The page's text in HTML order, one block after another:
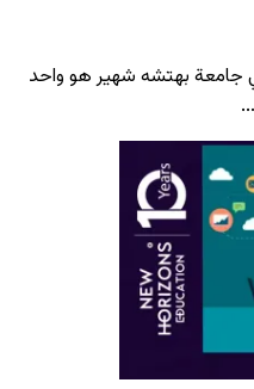
جامعة بهتشه شهير هو واحد